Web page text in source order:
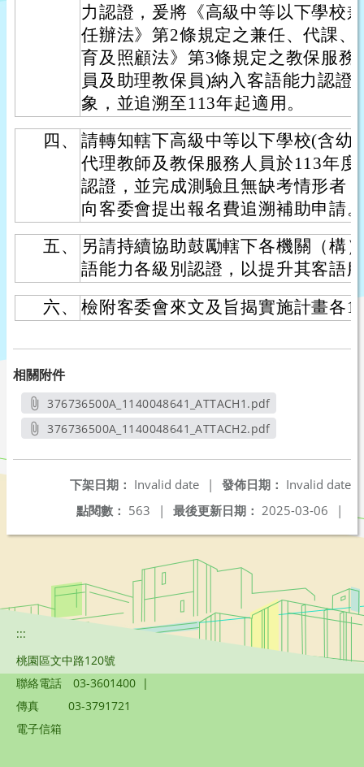
力認證，爰將《高級中等以下學校
任辦法》第2條規定之兼任、代課
育及照顧法》第3條規定之教保服
員及助理教保員)納入客語能力認證
象，並追溯至113年起適用。
四、
請轉知轄下高級中等以下學校(含幼
代理教師及教保服務人員於113年
認證，並完成測驗且無缺考情形者
向客委會提出報名費追溯補助申請。
五、
另請持續協助鼓勵轄下各機關（構
語能力各級別認證，以提升其客語
六、
檢附客委會來文及旨揭實施計畫各1
相關附件
376736500A_1140048641_ATTACH1.pdf
另開新視窗
376736500A_1140048641_ATTACH2.pdf
發佈日期： Invalid date
下架日期： Invalid date
|
最後更新日期： 2025-03-06 |
點閱數： 563 |
:::
桃園區文中路120號
聯絡電話
03-3601400 |
傳真
03-3791721
電子信箱